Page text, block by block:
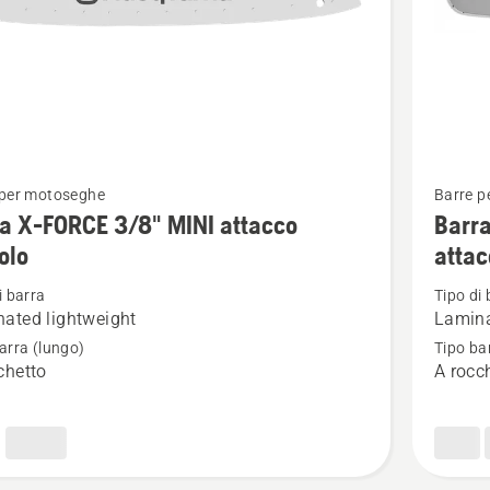
motoseghe
X-FORCE 3/8" MINI attacco
barra
lightweight
(lungo)
dettagli
Barra
FORCE
Barre
Tipo di
Tipo
A